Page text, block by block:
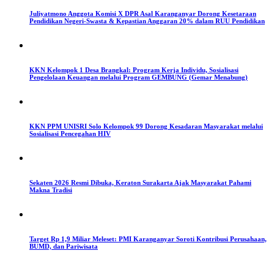
Juliyatmono Anggota Komisi X DPR Asal Karanganyar Dorong Kesetaraan
Pendidikan Negeri-Swasta & Kepastian Anggaran 20% dalam RUU Pendidikan
KKN Kelompok 1 Desa Brangkal: Program Kerja Individu, Sosialisasi
Pengelolaan Keuangan melalui Program GEMBUNG (Gemar Menabung)
KKN PPM UNISRI Solo Kelompok 99 Dorong Kesadaran Masyarakat melalui
Sosialisasi Pencegahan HIV
Sekaten 2026 Resmi Dibuka, Keraton Surakarta Ajak Masyarakat Pahami
Makna Tradisi
Target Rp 1,9 Miliar Meleset: PMI Karanganyar Soroti Kontribusi Perusahaan,
BUMD, dan Pariwisata